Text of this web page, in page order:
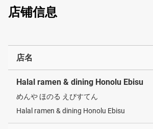
店铺信息
店名
Halal ramen & dining Honolu Ebisu
めんや ほのる えびすてん
Halal ramen & dining Honolu Ebisu